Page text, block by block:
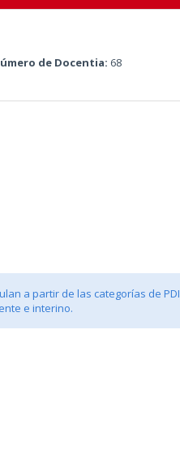
de Docentia: 68
a partir de las categorías de PDI
e interino.